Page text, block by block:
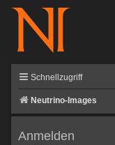
Schnellzugriff
Neutrino-Images
Anmelden